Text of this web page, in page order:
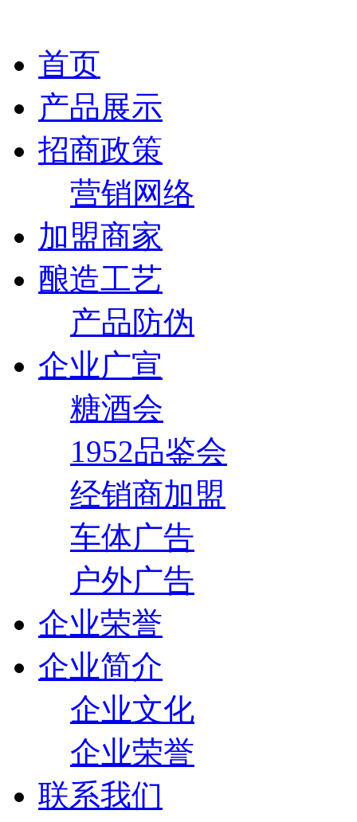
首页
产品展示
招商政策
营销网络
加盟商家
酿造工艺
产品防伪
企业广宣
糖酒会
1952品鉴会
经销商加盟
车体广告
户外广告
企业荣誉
企业简介
企业文化
企业荣誉
联系我们